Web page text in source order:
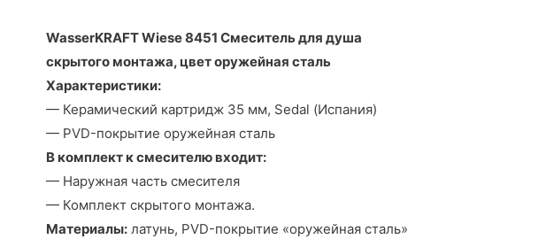
WasserKRAFT Wiese 8451 Смеситель для душа
скрытого монтажа, цвет оружейная сталь
Характеристики:
— Керамический картридж 35 мм, Sedal (Испания)
— PVD-покрытие оружейная сталь
В комплект к смесителю входит:
— Наружная часть смесителя
— Комплект скрытого монтажа.
Материалы: латунь, PVD-покрытие «оружейная сталь»